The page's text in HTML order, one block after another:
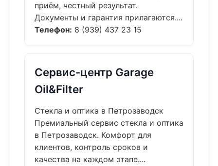
приём, честный результат.
Документы и гарантия прилагаются....
Телефон: 8 (939) 437 23 15
Сервис-центр Garage
Oil&Filter
Стекла и оптика в Петрозаводск
Премиальный сервис стекла и оптика
в Петрозаводск. Комфорт для
клиентов, контроль сроков и
качества на каждом этапе....